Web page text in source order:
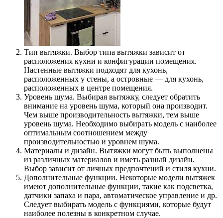
Тип вытяжки. Выбор типа вытяжки зависит от
расположения кухни и конфигурации помещения.
Настенные вытяжки подходят для кухонь,
расположенных у стены, а островные — для кухонь,
расположенных в центре помещения.
Уровень шума. Выбирая вытяжку, следует обратить
внимание на уровень шума, который она производит.
Чем выше производительность вытяжки, тем выше
уровень шума. Необходимо выбирать модель с наиболее
оптимальным соотношением между
производительностью и уровнем шума.
Материалы и дизайн. Вытяжки могут быть выполнены
из различных материалов и иметь разный дизайн.
Выбор зависит от личных предпочтений и стиля кухни.
Дополнительные функции. Некоторые модели вытяжек
имеют дополнительные функции, такие как подсветка,
датчики запаха и пара, автоматическое управление и др.
Следует выбирать модель с функциями, которые будут
наиболее полезны в конкретном случае.